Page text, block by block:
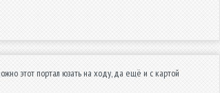
этот портал юзать на ходу, да ещё и с картой